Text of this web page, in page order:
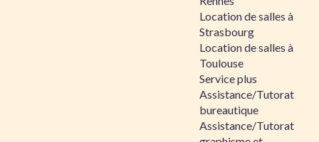
Location de salles à
Strasbourg
Location de salles à
Toulouse
Service plus
Assistance/Tutorat
bureautique
Assistance/Tutorat